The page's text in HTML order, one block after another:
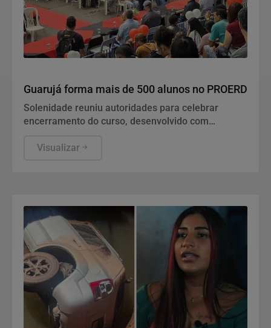
Guarujá forma mais de 500 alunos no PROERD
Solenidade reuniu autoridades para celebrar
encerramento do curso, desenvolvido com
ao combate às drogas e violência
Visualizar